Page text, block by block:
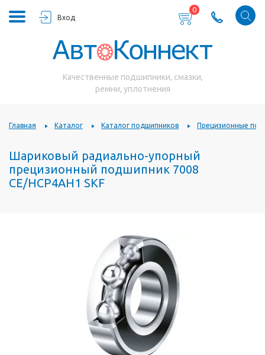
Вход
0
Качественные подшипники, смазки,
ремни, уплотнения
Главная Каталог Каталог подшипников Прецизионные
Шариковый радиально-упорный
прецизионный подшипник 7008
CE/HCP4AH1 SKF